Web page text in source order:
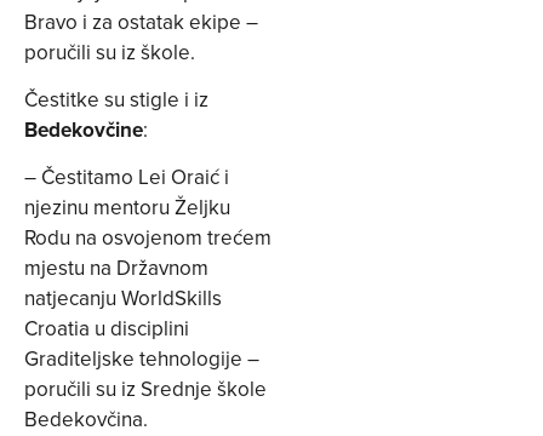
Bravo i za ostatak ekipe –
poručili su iz škole.
Čestitke su stigle i iz
Bedekovčine:
– Čestitamo Lei Oraić i
njezinu mentoru Željku
Rodu na osvojenom trećem
mjestu na Državnom
natjecanju WorldSkills
Croatia u disciplini
Graditeljske tehnologije –
poručili su iz Srednje škole
Bedekovčina.